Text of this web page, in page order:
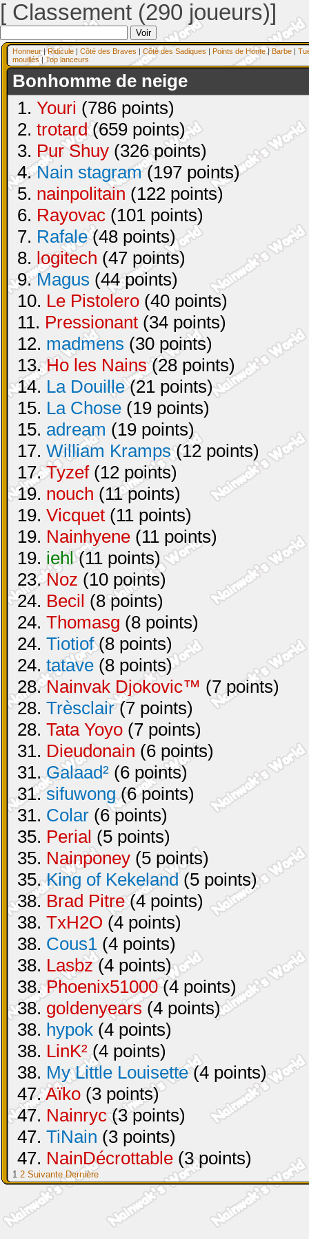
[ Classement (290 joueurs)]
Honneur|Ridicule | Côté des Braves | Côté des Sadiques | Points de Honte| Barbe |
mouillés| Top lanceurs
Bonhomme de neige
1. Youri (786 points)
2. trotard(659 points)
3. Pur Shuy (326 points)
4.Nain stagram(197 points)
5. nainpolitain (122 points)
6. Rayovac (101 points)
7. Rafale(48 points)
8. logitech (47 points)
9.Magus (44 points)
10. Le Pistolero (40 points)
11. Pressionant (34 points)
12. madmens (30 points)
13.Ho les Nains(28 points)
14. La Douille(21 points)
15. La Chose (19 points)
15. adream (19 points)
17. William Kramps(12 points)
17.Tyzef(12 points)
19. nouch (11 points)
19. Vicquet (11 points)
19. Nainhyene (11 points)
19. iehl(11 points)
23.Noz (10 points)
24. Becil (8 points)
24. Thomasg (8 points)
24. Tiotiof(8 points)
24. tatave (8 points)
28.Nainvak Djokovic™ (7 points)
28. Trèsclair(7 points)
28. Tata Yoyo (7 points)
31. Dieudonain (6 points)
31.Galaad² (6 points)
31.sifuwong(6 points)
31. Colar (6 points)
35. Perial (5 points)
35. Nainponey (5 points)
35.King of Kekeland(5 points)
38. Brad Pitre(4 points)
38. TxH2O (4 points)
38. Cous1 (4 points)
38. Lasbz(4 points)
38.Phoenix51000(4 points)
38. goldenyears (4 points)
38. hypok (4 points)
38. LinK²(4 points)
38. My Little Louisette(4 points)
47.Aïko (3 points)
47. Nainryc(3 points)
47. TiNain (3 points)
47. NainDécrottable (3 points)
1 2 Suivante Dernière